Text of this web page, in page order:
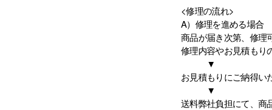
<修理の流れ>
A）修理を進める場合
商品が届き次第、修理
修理内容やお見積もり
▼
お見積もりにご納得い
▼
送料弊社負担にて、商